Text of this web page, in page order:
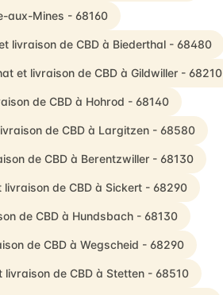
aux-Mines - 68160
livraison de CBD à Biederthal - 68480
et livraison de CBD à Gildwiller - 68210
de CBD à Hohrod - 68140
de CBD à Largitzen - 68580
de CBD à Berentzwiller - 68130
livraison de CBD à Sickert - 68290
de CBD à Hundsbach - 68130
de CBD à Wegscheid - 68290
livraison de CBD à Stetten - 68510